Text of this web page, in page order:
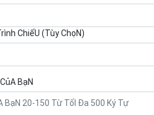
ChiếU (Tùy ChọN)
BạN